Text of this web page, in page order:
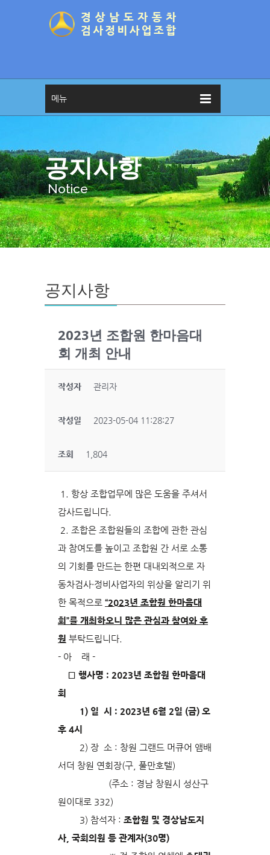
메뉴
공지사항
Notice
공지사항
2023년 조합원 한마음대
회 개최 안내
작성자 관리자
작성일 2023-05-04 11:28:27
조회 1,804
1. 항상 조합업무에 많은 도움을 주셔서
감사드립니다.
2. 조합은 조합원들의 조합에 관한 관심
과 참여도를 높이고 조합원 간 서로 소통
의 기회를 만드는 한편 대내외적으로 자
동차검사·정비사업자의 위상을 알리기 위
한 목적으로 “2023년 조합원 한마음대
회”를 개최하오니 많은 관심과 참여와 후
원 부탁드립니다.
- 아 래 -
□ 행사명 : 2023년 조합원 한마음대
회
1) 일 시 : 2023년 6월 2일 (금) 오
후 4시
2) 장 소 : 창원 그랜드 머큐어 앰배
서더 창원 연회장(구, 풀만호텔)
(주소 : 경남 창원시 성산구
원이대로 332)
3) 참석자 : 조합원 및 경상남도지
사, 국회의원 등 관계자(30명)